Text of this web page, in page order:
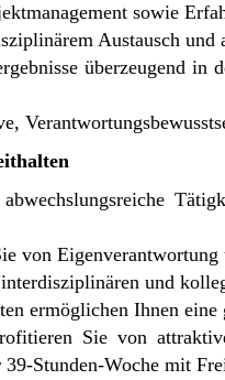
sowie
Austausch
überzeugend in
von
und
ermöglichen Ihnen
Sie von
Stunden-Woche mit